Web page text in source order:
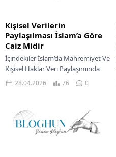
Kişisel Verilerin
Paylaşılması İslam’a Göre
Caiz Midir
İçindekiler İslam’da Mahremiyet Ve
Kişisel Haklar Veri Paylaşımında
Rıza Ve İzin Esası Veri İşlemede
Sorumluluk Ve Emanet Bilinci
28.04.2026 76 0